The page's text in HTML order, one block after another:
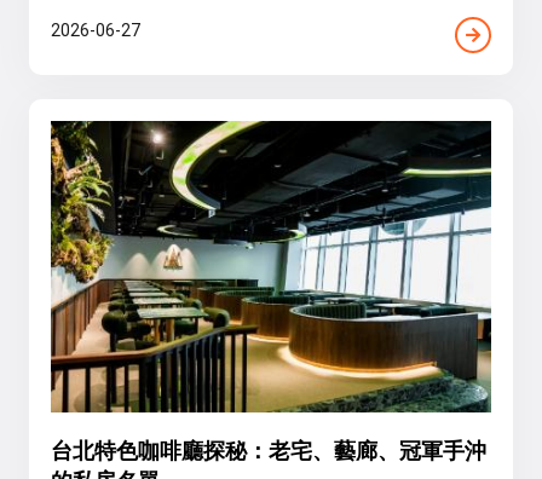
2026-06-27
台北特色咖啡廳探秘：老宅、藝廊、冠軍手沖